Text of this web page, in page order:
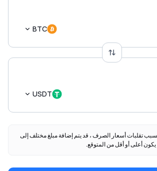
BTC
USDT
تقلبات أسعار الصرف ، قد يتم إضافة مبلغ مختلف إلى
أعلى أو أقل من المتوقع.